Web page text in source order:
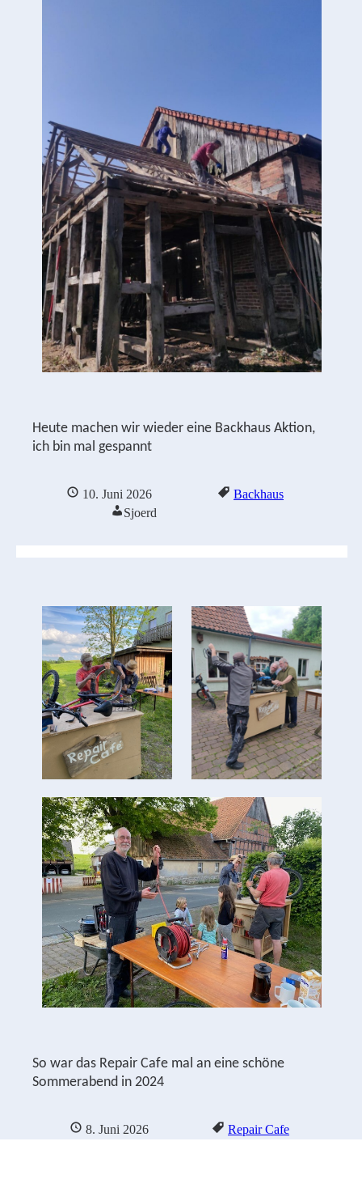
Heute machen wir wieder eine Backhaus Aktion,
ich bin mal gespannt
10. Juni 2026
Backhaus
Sjoerd
So war das Repair Cafe mal an eine schöne
Sommerabend in 2024
8. Juni 2026
Repair Cafe